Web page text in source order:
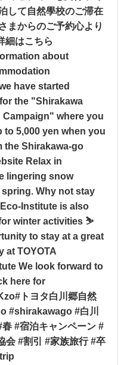
して自然學校のご滞在
まからのご予約心より
細はこちら
about
have started
the "Shirakawa
where you
5,000 yen when you
the Shirakawa-go
Relax in
lingering snow
Why not stay
Institute is also
winter activities ⛷
to stay at a great
at TOYOTA
We look forward to
here for
トヨタ白川郷自然
#shirakawago #白川
#宿泊キャンペーン #
会 #割引 #家族旅行 #卒